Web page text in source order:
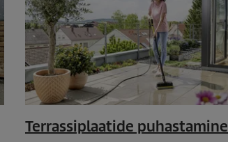
Terrassiplaatide puhastamine